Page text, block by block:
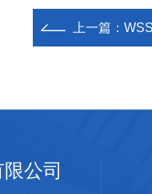
上一篇：
公司